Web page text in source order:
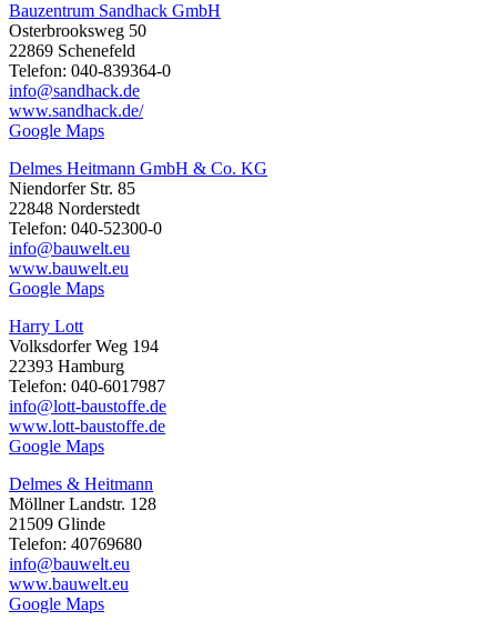
Bauzentrum Sandhack GmbH
Osterbrooksweg 50
22869 Schenefeld
Telefon: 040-839364-0
info@sandhack.de
www.sandhack.de/
Google Maps
Delmes Heitmann GmbH & Co. KG
Niendorfer Str. 85
22848 Norderstedt
Telefon: 040-52300-0
info@bauwelt.eu
www.bauwelt.eu
Google Maps
Harry Lott
Volksdorfer Weg 194
22393 Hamburg
Telefon: 040-6017987
info@lott-baustoffe.de
www.lott-baustoffe.de
Google Maps
Delmes & Heitmann
Möllner Landstr. 128
21509 Glinde
Telefon: 40769680
info@bauwelt.eu
www.bauwelt.eu
Google Maps